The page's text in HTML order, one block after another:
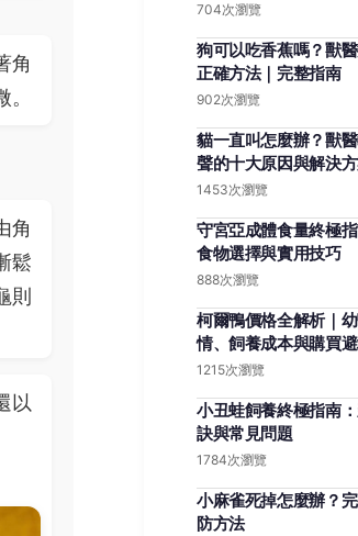
角
角
鬆
則
以
704次瀏覽
狗可以吃香蕉嗎？獸
正確方法｜完整指南
902次瀏覽
貓一直叫怎麼辦？獸
聲的十大原因與解決
1453次瀏覽
守宮亞成體食量終極指
食物選擇與實用技巧
888次瀏覽
柯爾鴨價格全解析｜
情、飼養成本與購買
1215次瀏覽
小丑蛙飼養終極指南
訣與常見問題
1784次瀏覽
小麻雀死掉怎麼辦？
防方法